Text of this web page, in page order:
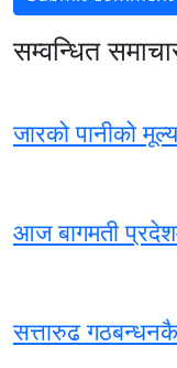
सम्वन्धित
जारको पानीको
आज बागमती
सत्तारुढ